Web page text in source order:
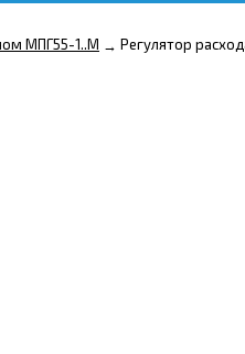
МПГ55-1..М → Регулятор